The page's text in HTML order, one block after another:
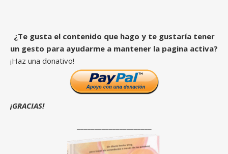
¿Te gusta el contenido que hago y te gustaría tener
un gesto para ayudarme a mantener la pagina activa?
¡Haz una donativo!
¡GRACIAS!